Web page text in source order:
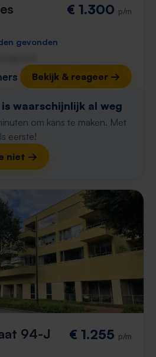
€ 1.300 p/m
gevonden
Bekijk & reageer →
waarschijnlijk al weg
om kans te maken. Met
eerste!
niet →
94-J € 1.255 p/m